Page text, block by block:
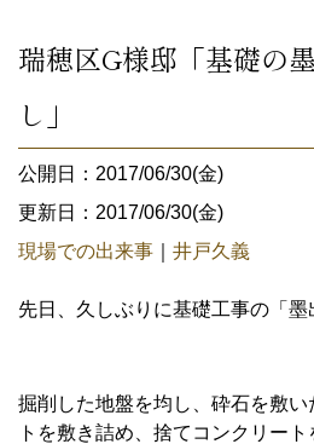
瑞穂区G様邸「基礎の
し」
公開日：2017/06/30(金)
更新日：2017/06/30(金)
現場での出来事
井戸久義
先日、久しぶりに基礎工事の「墨
掘削した地盤を均し、砕石を敷
トを敷き詰め、捨てコンクリー